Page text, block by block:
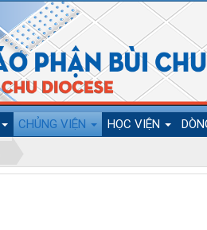
CHỦNG VIỆN HỌC VIỆN